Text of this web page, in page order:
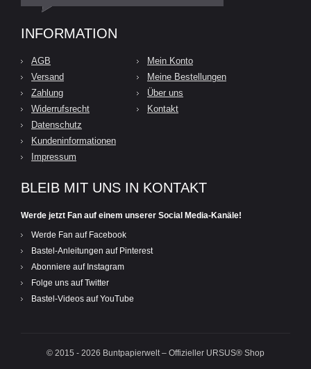
INFORMATION
AGB
Versand
Zahlung
Widerrufsrecht
Datenschutz
Kundeninformationen
Impressum
Mein Konto
Meine Bestellungen
Über uns
Kontakt
BLEIB MIT UNS IN KONTAKT
Werde jetzt Fan auf einem unserer Social Media-Kanäle!
Werde Fan auf Facebook
Bastel-Anleitungen auf Pinterest
Abonniere auf Instagram
Folge uns auf Twitter
Bastel-Videos auf YouTube
© 2015 - 2026 Buntpapierwelt – Offizieller URSUS® Shop